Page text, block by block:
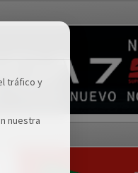
tráfico y
nuestra